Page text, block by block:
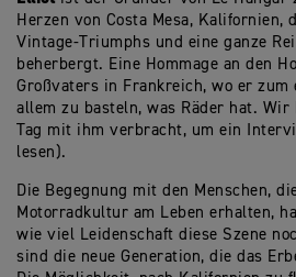
Herzen von Costa Mesa, Kalifornien,
Vintage-Triumphs und eine ganze
beherbergt. Eine Hommage an den
Großvaters in Frankreich, wo er zum
allem zu basteln, was Räder hat. Wir
Tag mit ihm verbracht, um ein
lesen).
Die Begegnung mit den Menschen,
Motorradkultur am Leben erhalten,
wie viel Leidenschaft diese Szene
sind die neue Generation, die das